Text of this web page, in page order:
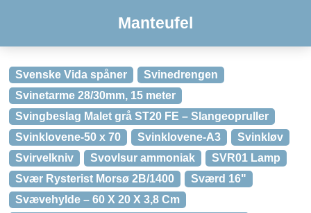
Manteufel
Svenske Vida spåner
Svinedrengen
Svinetarme 28/30mm, 15 meter
Svingbeslag Malet grå ST20 FE – Slangeopruller
Svinklovene-50 x 70
Svinklovene-A3
Svinkløv
Svirvelkniv
Svovlsur ammoniak
SVR01 Lamp
Svær Rysterist Morsø 2B/1400
Sværd 16"
Svævehylde – 60 X 20 X 3,8 Cm